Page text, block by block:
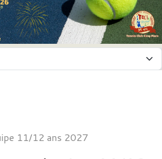
11/12 ans 2027